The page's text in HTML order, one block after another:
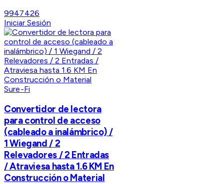
9947426
Iniciar Sesión
Sure-Fi
Convertidor de lectora
para control de acceso
(cableado a inalámbrico) /
1 Wiegand / 2
Relevadores / 2 Entradas
/ Atraviesa hasta 1.6 KM En
Construcción o Material